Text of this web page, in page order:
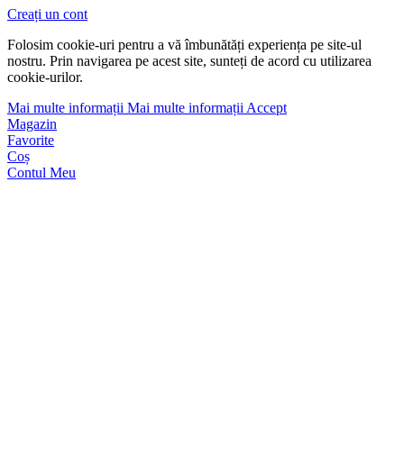
Creați un cont
Folosim cookie-uri pentru a vă îmbunătăți experiența pe site-ul
nostru. Prin navigarea pe acest site, sunteți de acord cu utilizarea
cookie-urilor.
Mai multe informații Mai multe informațiiAccept
Magazin
Favorite
Coș
Contul Meu